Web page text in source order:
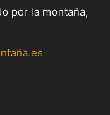
por la montaña,